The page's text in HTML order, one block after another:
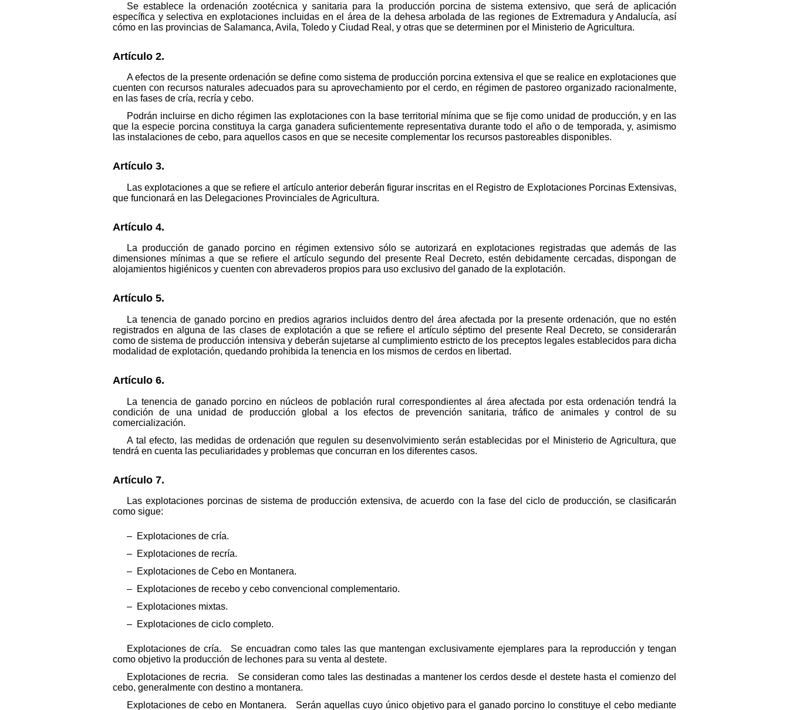
Se establece la ordenación zootécnica y sanitaria para la producción porcina de sistema extensivo, que será de aplicación
específica y selectiva en explotaciones incluidas en el área de la dehesa arbolada de las regiones de Extremadura y Andalucía, así
cómo en las provincias de Salamanca, Avila, Toledo y Ciudad Real, y otras que se determinen por el Ministerio de Agricultura.
Artículo 2.
A efectos de la presente ordenación se define como sistema de producción porcina extensiva el que se realice en explotaciones que
cuenten con recursos naturales adecuados para su aprovechamiento por el cerdo, en régimen de pastoreo organizado racionalmente,
en las fases de cría, recría y cebo.
Podrán incluirse en dicho régimen las explotaciones con la base territorial mínima que se fije como unidad de producción, y en las
que la especie porcina constituya la carga ganadera suficientemente representativa durante todo el año o de temporada, y, asimismo
las instalaciones de cebo, para aquellos casos en que se necesite complementar los recursos pastoreables disponibles.
Artículo 3.
Las explotaciones a que se refiere el artículo anterior deberán figurar inscritas en el Registro de Explotaciones Porcinas Extensivas,
que funcionará en las Delegaciones Provinciales de Agricultura.
Artículo 4.
La producción de ganado porcino en régimen extensivo sólo se autorizará en explotaciones registradas que además de las
dimensiones mínimas a que se refiere el artículo segundo del presente Real Decreto, estén debidamente cercadas, dispongan de
alojamientos higiénicos y cuenten con abrevaderos propios para uso exclusivo del ganado de la explotación.
Artículo 5.
La tenencia de ganado porcino en predios agrarios incluidos dentro del área afectada por la presente ordenación, que no estén
registrados en alguna de las clases de explotación a que se refiere el artículo séptimo del presente Real Decreto, se considerarán
como de sistema de producción intensiva y deberán sujetarse al cumplimiento estricto de los preceptos legales establecidos para dicha
modalidad de explotación, quedando prohibida la tenencia en los mismos de cerdos en libertad.
Artículo 6.
La tenencia de ganado porcino en núcleos de población rural correspondientes al área afectada por esta ordenación tendrá la
condición de una unidad de producción global a los efectos de prevención sanitaria, tráfico de animales y control de su
comercialización.
A tal efecto, las medidas de ordenación que regulen su desenvolvimiento serán establecidas por el Ministerio de Agricultura, que
tendrá en cuenta las peculiaridades y problemas que concurran en los diferentes casos.
Artículo 7.
Las explotaciones porcinas de sistema de producción extensiva, de acuerdo con la fase del ciclo de producción, se clasificarán
como sigue:
‒ Explotaciones de cría.
‒ Explotaciones de recría.
‒ Explotaciones de Cebo en Montanera.
‒ Explotaciones de recebo y cebo convencional complementario.
‒ Explotaciones mixtas.
‒ Explotaciones de ciclo completo.
Explotaciones de cría. Se encuadran como tales las que mantengan exclusivamente ejemplares para la reproducción y tengan
como objetivo la producción de lechones para su venta al destete.
Explotaciones de recria. Se consideran como tales las destinadas a mantener los cerdos desde el destete hasta el comienzo del
cebo, generalmente con destino a montanera.
Explotaciones de cebo en Montanera. Serán aquellas cuyo único objetivo para el ganado porcino lo constituye el cebo mediante